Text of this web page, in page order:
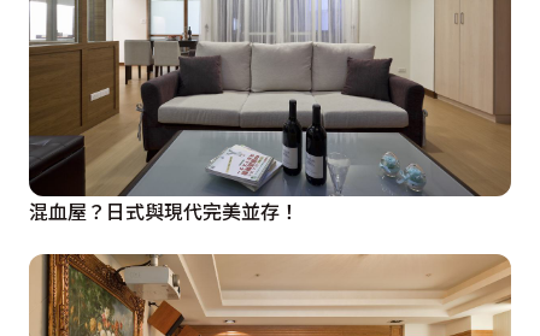
混血屋？日式與現代完美並存！